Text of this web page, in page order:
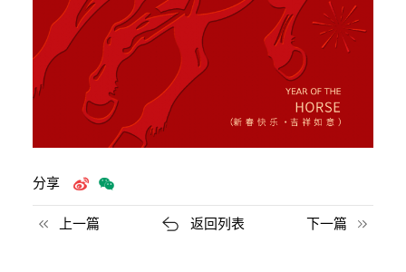
分享
上一篇 返回列表 下一篇